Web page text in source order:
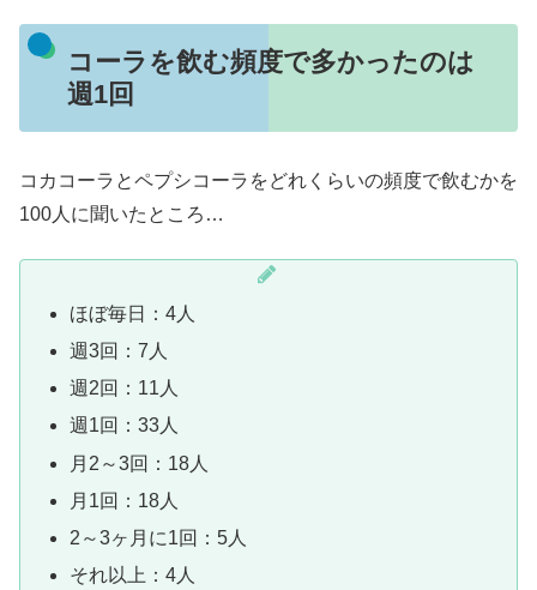
コーラを飲む頻度で多かったのは
週1回
コカコーラとペプシコーラをどれくらいの頻度で飲むかを
100人に聞いたところ…
ほぼ毎日：4人
週3回：7人
週2回：11人
週1回：33人
月2～3回：18人
月1回：18人
2～3ヶ月に1回：5人
それ以上：4人